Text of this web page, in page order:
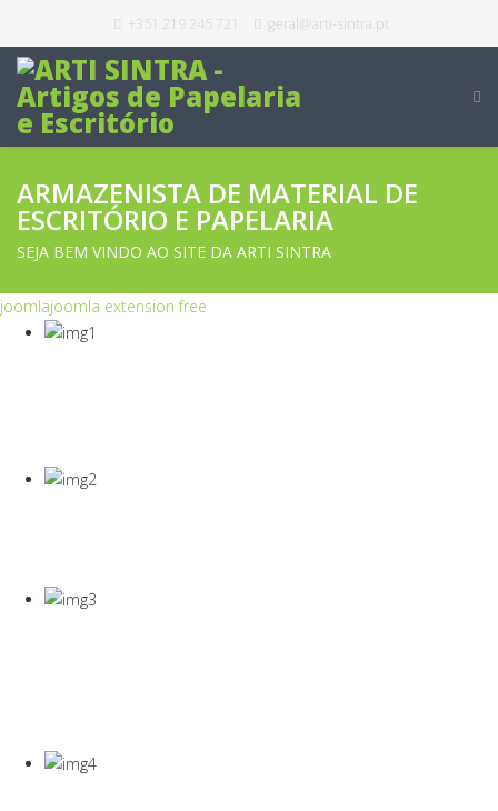
+351 219 245 721 geral@arti-sintra.pt
ARMAZENISTA DE MATERIAL DE
ESCRITÓRIO E PAPELARIA
SEJA BEM VINDO AO SITE DA ARTI SINTRA
joomlajoomla extension free